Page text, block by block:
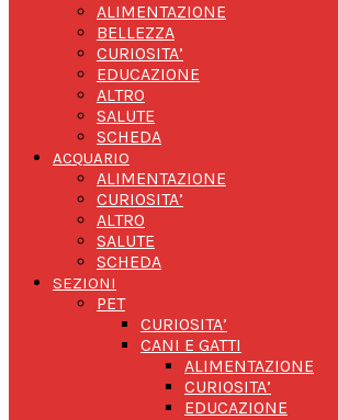
ALIMENTAZIONE
BELLEZZA
CURIOSITA’
EDUCAZIONE
ALTRO
SALUTE
SCHEDA
ACQUARIO
ALIMENTAZIONE
CURIOSITA’
ALTRO
SALUTE
SCHEDA
SEZIONI
PET
CURIOSITA’
CANI E GATTI
ALIMENTAZIONE
CURIOSITA’
EDUCAZIONE